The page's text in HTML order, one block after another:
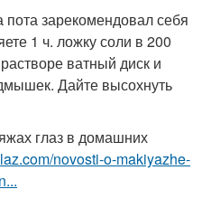
зарекомендовал себя
1 ч. ложку соли в 200
ватный диск и
Дайте высохнуть
глаз в домашних
novosti-o-makiyazhe-